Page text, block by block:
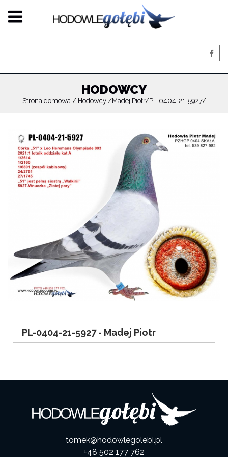
HODOWCY
Strona domowa Hodowcy Madej Piotr PL-0404-21-5927
PL-0404-21-5927 - Madej Piotr
tomek@hodowlegolebi.pl
+48 502 177 762